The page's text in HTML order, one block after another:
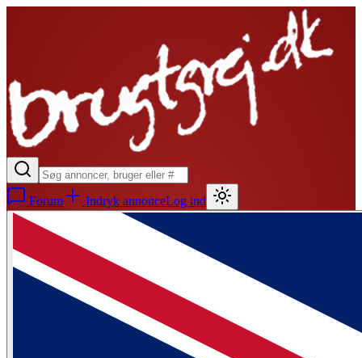
Forum Indryk annonceLog ind